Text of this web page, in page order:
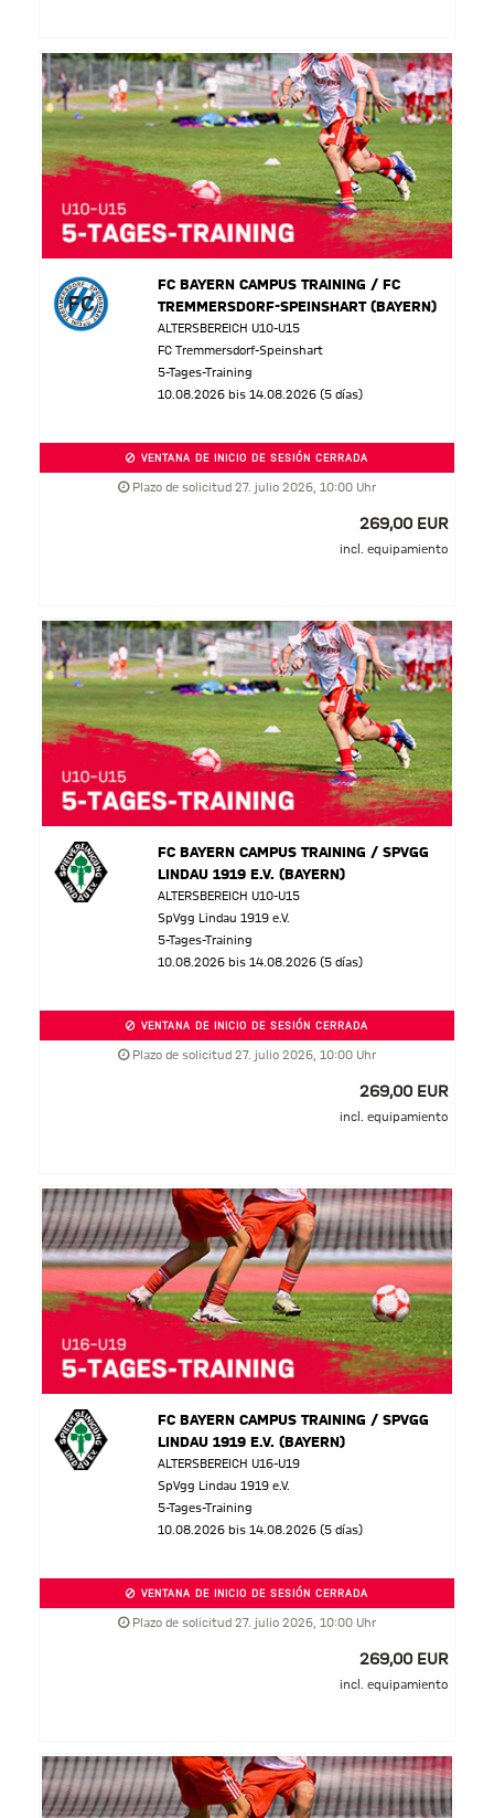
FC BAYERN CAMPUS TRAINING / FC
TREMMERSDORF-SPEINSHART (BAYERN)
ALTERSBEREICH U10-U15
FC Tremmersdorf-Speinshart
5-Tages-Training
10.08.2026 bis 14.08.2026 (5 días)
VENTANA DE INICIO DE SESIÓN CERRADA
Plazo de solicitud 27. julio 2026, 10:00 Uhr
269,00 EUR
incl. equipamiento
FC BAYERN CAMPUS TRAINING / SPVGG
LINDAU 1919 E.V. (BAYERN)
ALTERSBEREICH U10-U15
SpVgg Lindau 1919 e.V.
5-Tages-Training
10.08.2026 bis 14.08.2026 (5 días)
VENTANA DE INICIO DE SESIÓN CERRADA
Plazo de solicitud 27. julio 2026, 10:00 Uhr
269,00 EUR
incl. equipamiento
FC BAYERN CAMPUS TRAINING / SPVGG
LINDAU 1919 E.V. (BAYERN)
ALTERSBEREICH U16-U19
SpVgg Lindau 1919 e.V.
5-Tages-Training
10.08.2026 bis 14.08.2026 (5 días)
VENTANA DE INICIO DE SESIÓN CERRADA
Plazo de solicitud 27. julio 2026, 10:00 Uhr
269,00 EUR
incl. equipamiento